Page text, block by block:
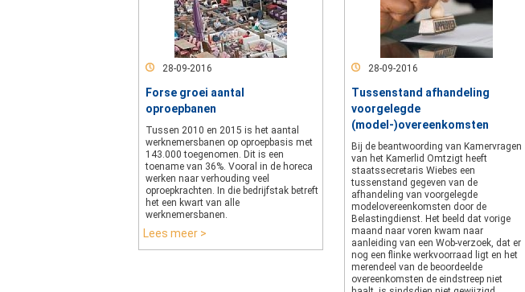
28-09-2016
Forse groei aantal
oproepbanen
Tussen 2010 en 2015 is het aantal
werknemersbanen op oproepbasis met
143.000 toegenomen. Dit is een
toename van 36%. Vooral in de horeca
werken naar verhouding veel
oproepkrachten. In die bedrijfstak betreft
het een kwart van alle
werknemersbanen.
Lees meer >
28-09-2016
Tussenstand afhandeling
voorgelegde
(model-)overeenkomsten
Bij de beantwoording van Kamervragen
van het Kamerlid Omtzigt heeft
staatssecretaris Wiebes een
tussenstand gegeven van de
afhandeling van voorgelegde
modelovereenkomsten door de
Belastingdienst. Het beeld dat vorige
maand naar voren kwam naar
aanleiding van een Wob-verzoek, dat er
nog een flinke werkvoorraad ligt en het
merendeel van de beoordeelde
overeenkomsten de eindstreep niet